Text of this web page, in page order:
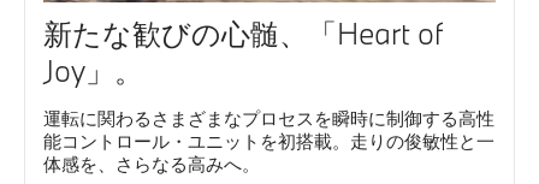
新たな歓びの心髄、「Heart of
Joy」。
運転に関わるさまざまなプロセスを瞬時に制御する高性
能コントロール・ユニットを初搭載。走りの俊敏性と一
体感を、さらなる高みへ。